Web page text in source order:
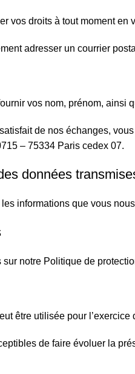
vos droits à tout moment
adresser un courrier
vos nom, prénom, ainsi
de nos échanges,
– 75334 Paris cedex 07.
données
les informations que vous
sur notre Politique de
être utilisée pour
de faire évoluer la